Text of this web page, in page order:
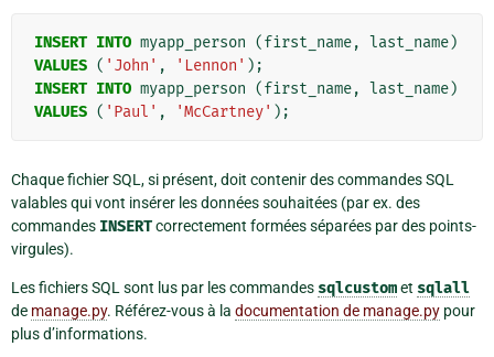
INSERT INTO myapp_person (first_name, last_name)
VALUES ( 'John' , 'Lennon' );
INSERT INTO myapp_person (first_name, last_name)
VALUES ( 'Paul' , 'McCartney' );
Chaque fichier SQL, si présent, doit contenir des commandes SQL
valables qui vont insérer les données souhaitées (par ex. des
commandes INSERTcorrectement formées séparées par des points-
virgules).
Les fichiers SQL sont lus par les commandes sqlcustomet sqlall
de manage.py. Référez-vous à la documentation de manage.py pour
plus d’informations.